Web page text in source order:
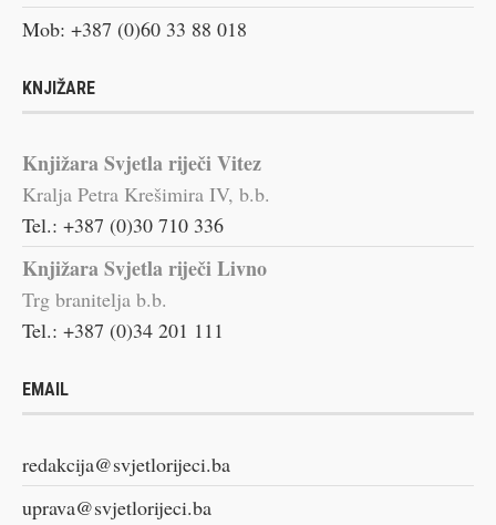
Mob: +387 (0)60 33 88 018
KNJIŽARE
Knjižara Svjetla riječi Vitez
Kralja Petra Krešimira IV, b.b.
Tel.: +387 (0)30 710 336
Knjižara Svjetla riječi Livno
Trg branitelja b.b.
Tel.: +387 (0)34 201 111
EMAIL
redakcija@svjetlorijeci.ba
uprava@svjetlorijeci.ba